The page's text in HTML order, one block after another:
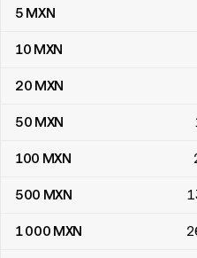
5 MXN
10 MXN
20 MXN
50 MXN
100 MXN
500 MXN
1 000 MXN